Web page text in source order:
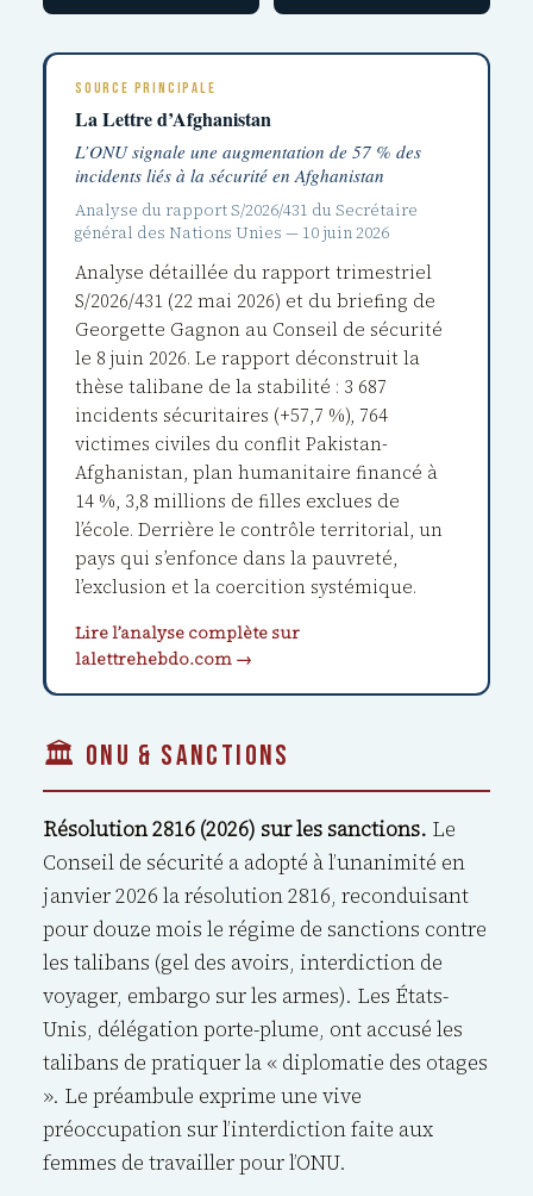
SOURCE PRINCIPALE
La Lettre d’Afghanistan
L’ONU signale une augmentation de 57 % des
incidents liés à la sécurité en Afghanistan
Analyse du rapport S/2026/431 du Secrétaire
général des Nations Unies — 10 juin 2026
Analyse détaillée du rapport trimestriel
S/2026/431 (22 mai 2026) et du briefing de
Georgette Gagnon au Conseil de sécurité
le 8 juin 2026. Le rapport déconstruit la
thèse talibane de la stabilité : 3 687
incidents sécuritaires (+57,7 %), 764
victimes civiles du conflit Pakistan-
Afghanistan, plan humanitaire financé à
14 %, 3,8 millions de filles exclues de
l’école. Derrière le contrôle territorial, un
pays qui s’enfonce dans la pauvreté,
l’exclusion et la coercition systémique.
Lire l’analyse complète sur
lalettrehebdo.com →
🏛️ ONU & SANCTIONS
Résolution 2816 (2026) sur les sanctions. Le
Conseil de sécurité a adopté à l’unanimité en
janvier 2026 la résolution 2816, reconduisant
pour douze mois le régime de sanctions contre
les talibans (gel des avoirs, interdiction de
voyager, embargo sur les armes). Les États-
Unis, délégation porte-plume, ont accusé les
talibans de pratiquer la « diplomatie des otages
». Le préambule exprime une vive
préoccupation sur l’interdiction faite aux
femmes de travailler pour l’ONU.